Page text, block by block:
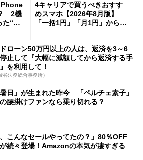
2機
た“ス
4キャリアで買うべきおすす
めスマホ【2026年8月版】
「一括1円」「月1円」からお
ローン50万円以上の人は、返済を3～6
止して『大幅に減額してから返済する手
を利用して！
谷法務総合事務所）
暑日」が生まれた昨今 「ペルチェ素子」
腰掛けファンなら乗り切れる？
、こんなセールやってたの？」80％OFF
続々登場！Amazonの本気が凄すぎる